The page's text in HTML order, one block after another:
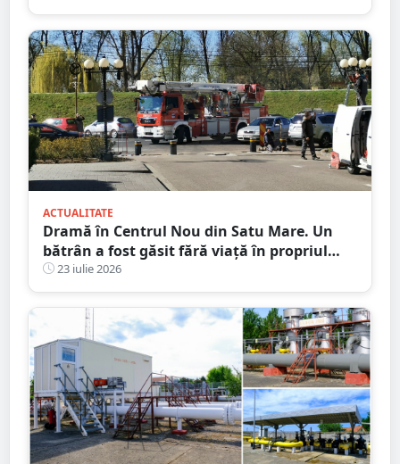
ACTUALITATE
Dramă în Centrul Nou din Satu Mare. Un
bătrân a fost găsit fără viață în propriul
apartament, după două zile în care nu a
mai răspuns la telefon
23 iulie 2026